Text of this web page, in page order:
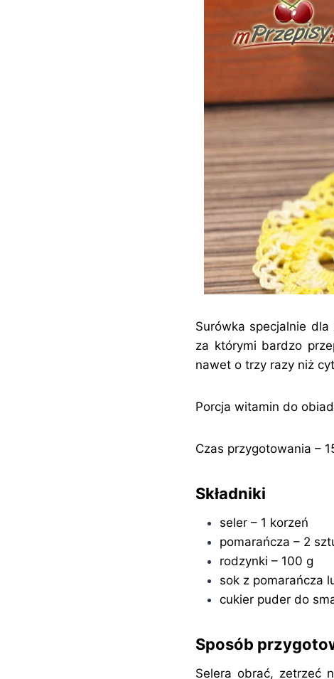
Surówka specjalnie
za którymi bardzo
nawet o trzy razy niż
Porcja witamin do
Czas przygotowania –
Składniki
seler – 1 korzeń
pomarańcza – 2
rodzynki – 100 g
sok z pomarańcza
cukier puder do
Sposób
Selera obrać, zetrzeć